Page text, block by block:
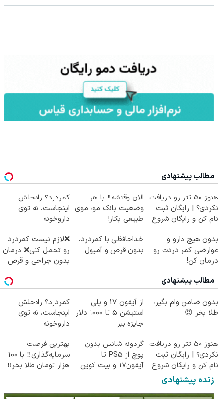
مطالب پیشنهادی
هنوز 50 تتر رو دریافت
نکردی؟ | رایگان ثبت
نام کن و رایگان شروع
الان وقتشه‼️ با هر
وضعیت بانک مو، موی
طبیعی بکار!
کمردرد؟ راه‌حلش
اینجاست، نه توی
داروخونه
بدون هیچ دارو و
عوارضی کمر دردت رو
درمان کن!
خداحافظی با کمردرد،
بدون قرص و آمپول
❌لازم نیست کمردرد
رو تحمل کنی❌ درمان
بدون جراحی و قرص
مطالب پیشنهادی
بدون ضامن وام بگیر،
طلا بخر 😍
از آیفون 17 و پلی
استیشن 5 تا 1000 دلار
جایزه ببر
کمردرد؟ راه‌حلش
اینجاست، نه توی
داروخونه
هنوز 50 تتر رو دریافت
نکردی؟ | رایگان ثبت
نام کن و رایگان شروع
کن!
گردونه شانس بدون
پوچ از PS5 تا
آیفون17 و بیت کوین
بهترین فرصت
سرمایه‌گذاری‼️ با 100
هزار تومان طلا بخر‼️
زنده پیشنهادی